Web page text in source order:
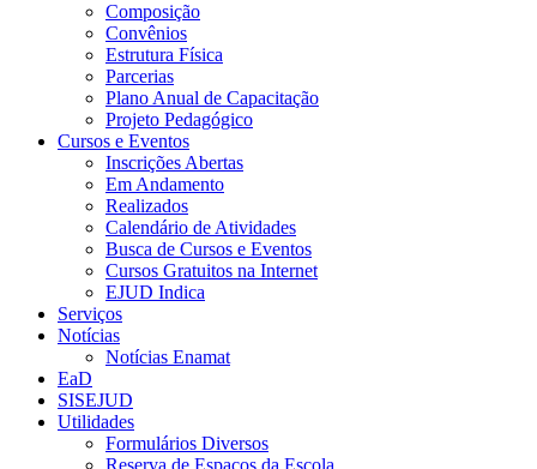
Composição
Convênios
Estrutura Física
Parcerias
Plano Anual de Capacitação
Projeto Pedagógico
Cursos e Eventos
Inscrições Abertas
Em Andamento
Realizados
Calendário de Atividades
Busca de Cursos e Eventos
Cursos Gratuitos na Internet
EJUD Indica
Serviços
Notícias
Notícias Enamat
EaD
SISEJUD
Utilidades
Formulários Diversos
Reserva de Espaços da Escola